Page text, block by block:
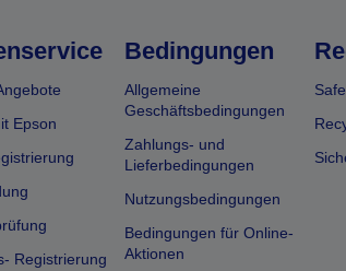
Epson
Registrierung
Bedingungen
Allgemeine
Geschäftsbedingungen
Zahlungs- und
Lieferbedingungen
Nutzungsbedingungen
Bedingungen für Online-
Aktionen